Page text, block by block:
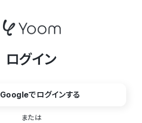
ログイン
Googleでログインする
または